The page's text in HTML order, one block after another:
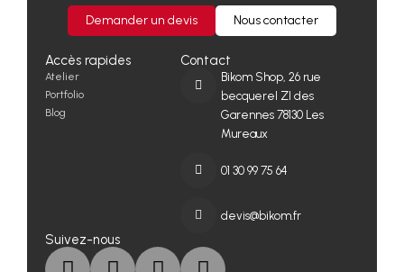
Demander un devis Nous contacter
Accès rapides
Atelier
Portfolio
Blog
Contact
Bikom Shop, 26 rue
becquerel ZI des
Garennes 78130 Les
Mureaux
01 30 99 75 64
devis@bikom.fr
Suivez-nous